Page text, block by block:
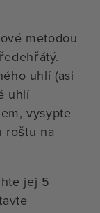
metodou
uhlí (asi
uhlí
vysypte
roštu na
jej 5